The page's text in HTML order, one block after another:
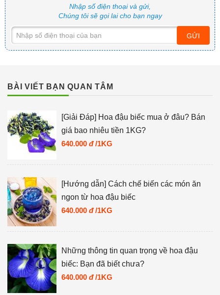
Nhập số điện thoại và gửi,
Chúng tôi sẽ gọi lai cho bạn ngay
GỬI
BÀI VIẾT BẠN QUAN TÂM
[Giải Đáp] Hoa đậu biếc mua ở đâu? Bán
giá bao nhiêu tiền 1KG?
640.000 đ /1KG
[Hướng dẫn] Cách chế biến các món ăn
ngon từ hoa đậu biếc
640.000 đ /1KG
Những thông tin quan trọng về hoa đậu
biếc: Bạn đã biết chưa?
640.000 đ /1KG